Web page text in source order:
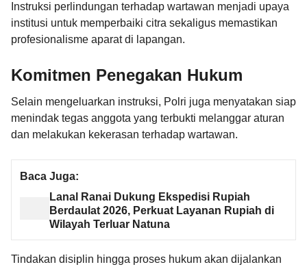
Instruksi perlindungan terhadap wartawan menjadi upaya
institusi untuk memperbaiki citra sekaligus memastikan
profesionalisme aparat di lapangan.
Komitmen Penegakan Hukum
Selain mengeluarkan instruksi, Polri juga menyatakan siap
menindak tegas anggota yang terbukti melanggar aturan
dan melakukan kekerasan terhadap wartawan.
Baca Juga:
Lanal Ranai Dukung Ekspedisi Rupiah
Berdaulat 2026, Perkuat Layanan Rupiah di
Wilayah Terluar Natuna
Tindakan disiplin hingga proses hukum akan dijalankan